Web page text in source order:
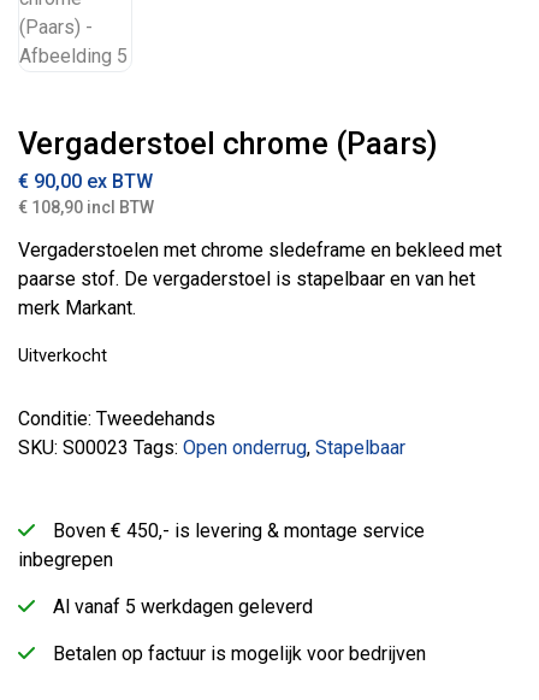
Vergaderstoel chrome (Paars)
€ 90,00 ex BTW
€ 108,90 incl BTW
Vergaderstoelen met chrome sledeframe en bekleed met
paarse stof. De vergaderstoel is stapelbaar en van het
merk Markant.
Uitverkocht
Conditie: Tweedehands
SKU: S00023 Tags: Open onderrug, Stapelbaar
Boven € 450,- is levering & montage service
inbegrepen
Al vanaf 5 werkdagen geleverd
Betalen op factuur is mogelijk voor bedrijven